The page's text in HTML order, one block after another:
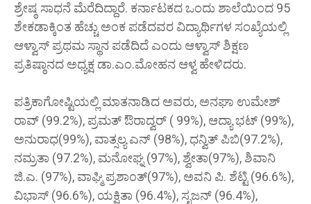
ಶ್ರೇಷ್ಠ ಸಾಧನೆ ಮೆರೆದಿದ್ದಾರೆ. ಕರ್ನಾಟಕದ ಒಂದು ಶಾಲೆಯಿಂದ 95
ಶೇಕಡಾಕ್ಕಿಂತ ಹೆಚ್ಚು ಅಂಕ ಪಡೆದವರ ವಿದ್ಯಾರ್ಥಿಗಳ ಸಂಖ್ಯೆಯಲ್ಲಿ
ಆಳ್ವಾಸ್ ಪ್ರಥಮ ಸ್ಥಾನ ಪಡೆದಿದೆ ಎಂದು ಆಳ್ವಾಸ್ ಶಿಕ್ಷಣ
ಪ್ರತಿಷ್ಠಾನದ ಅಧ್ಯಕ್ಷ ಡಾ.ಎಂ.ಮೋಹನ ಆಳ್ವ ಹೇಳಿದರು.
ಪತ್ರಿಕಾಗೋಷ್ಟಿಯಲ್ಲಿ ಮಾತನಾಡಿದ ಅವರು, ಅನಘಾ ಉಮೇಶ್
ರಾವ್ (99.2%), ಪ್ರಮತ್ ಔರಾದ್ವರ್ ( 99%), ಆದ್ಯಾ ಭಟ್ (99%),
ಅನುರಾಧ(99%), ವಾತ್ಸಲ್ಯ ಎನ್ (98%), ಧನ್ವಿತ್ ಪಿಬಿ(97.2%),
ನಮ್ರತಾ (97.2%), ಮನೋಘ್ನ (97%), ಶ್ವೇತಾ(97%), ಶಿವಾನಿ
ಜಿ.ಎ. (97%), ವಾಘ್ಮಿ ಪ್ರಶಾಂತ್(97%), ಅವನಿ ಪಿ. ಶೆಟ್ಟಿ (96.6%),
ವಿಭಾಸ್ (96.6%), ಯಕ್ಷಿತಾ (96.4%), ಸೃಜನ್ (96.4%),